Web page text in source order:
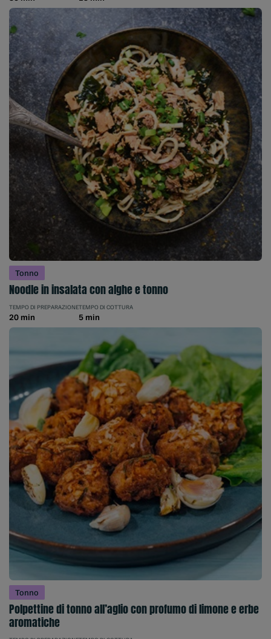
Tonno
Noodle in insalata con alghe e tonno
TEMPO DI PREPARAZIONE
20 min
TEMPO DI COTTURA
5 min
Tonno
Polpettine di tonno all’aglio con profumo di limone e erbe
aromatiche